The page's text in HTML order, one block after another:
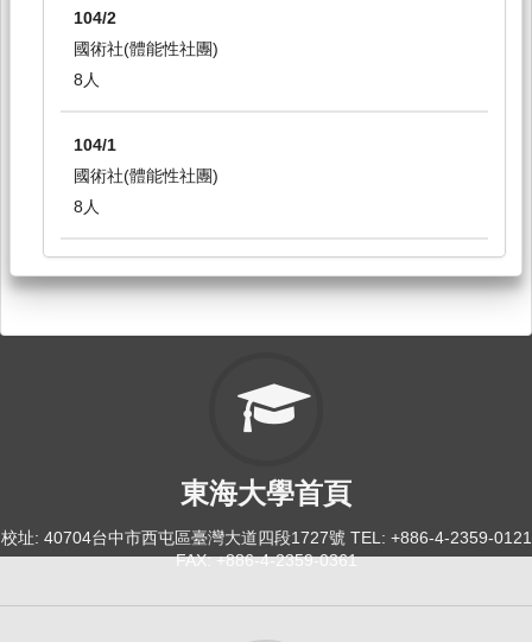
104/2
國術社(體能性社團)
8人
104/1
國術社(體能性社團)
8人
東海大學首頁
校址: 40704台中市西屯區臺灣大道四段1727號 TEL: +886-4-2359-0121
FAX: +886-4-2359-0361